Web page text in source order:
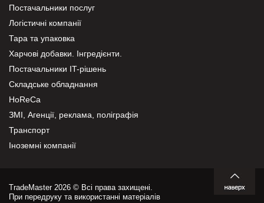
Постачальники послуг
Логістичні компанії
Тара та упаковка
Харчові добавки. Інгредієнти.
Постачальники IT-рішень
Складське обладнання
HoReCa
ЗМІ, Агенції, реклама, поліграфія
Транспорт
Іноземні компанії
TradeMaster 2026 © Всі права захищені.
При передруку та використанні матеріалів